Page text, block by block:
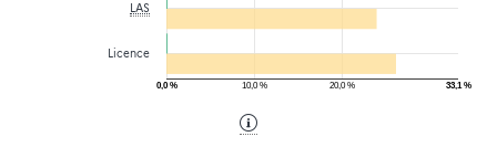
10,0 % 20,0 %
0,0 % 33,1 %
LAS
Licence